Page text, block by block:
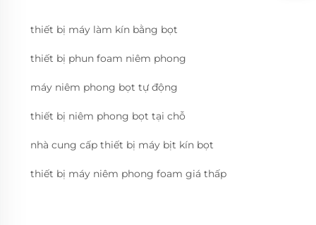
thiết bị máy làm kín bằng bọt
thiết bị phun foam niêm phong
máy niêm phong bọt tự động
thiết bị niêm phong bọt tại chỗ
nhà cung cấp thiết bị máy bịt kín bọt
thiết bị máy niêm phong foam giá thấp